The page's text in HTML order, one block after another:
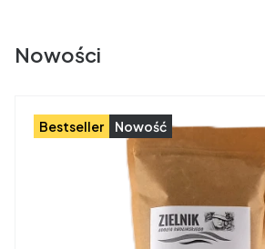
Nowości
Bestseller Nowość